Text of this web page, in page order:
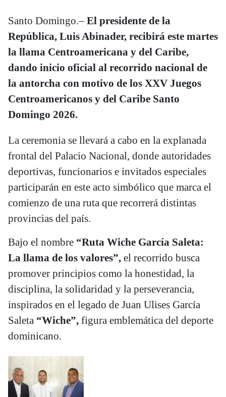
Santo Domingo.– El presidente de la
República, Luis Abinader, recibirá este martes
la llama Centroamericana y del Caribe,
dando inicio oficial al recorrido nacional de
la antorcha con motivo de los XXV Juegos
Centroamericanos y del Caribe Santo
Domingo 2026.
La ceremonia se llevará a cabo en la explanada
frontal del Palacio Nacional, donde autoridades
deportivas, funcionarios e invitados especiales
participarán en este acto simbólico que marca el
comienzo de una ruta que recorrerá distintas
provincias del país.
Bajo el nombre “Ruta Wiche García Saleta:
La llama de los valores”, el recorrido busca
promover principios como la honestidad, la
disciplina, la solidaridad y la perseverancia,
inspirados en el legado de Juan Ulises García
Saleta “Wiche”, figura emblemática del deporte
dominicano.